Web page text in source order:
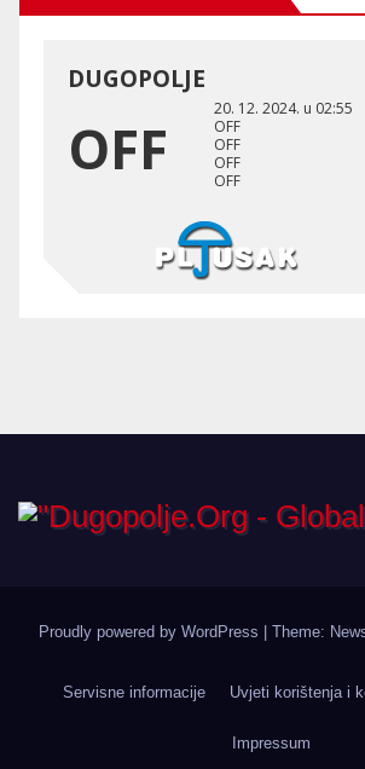
Proudly powered by WordPress Theme:
Servisne informacije Uvjeti korištenja i
Impressum